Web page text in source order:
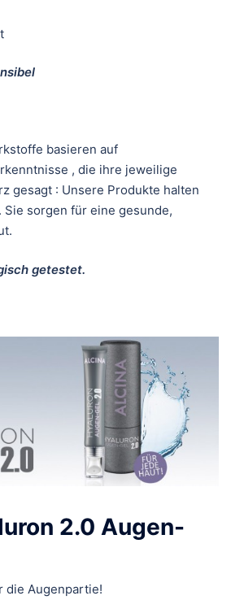
basieren auf
, die ihre jeweilige
gesagt : Unsere Produkte halten
sorgen für eine gesunde,
getestet.
2.0 Augen-
die Augenpartie!